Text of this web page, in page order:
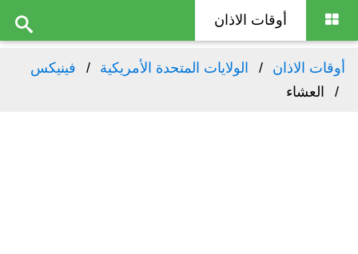
أوقات الاذان
أوقات الاذان الولايات المتحدة الأمريكية
فينيكس
العشاء